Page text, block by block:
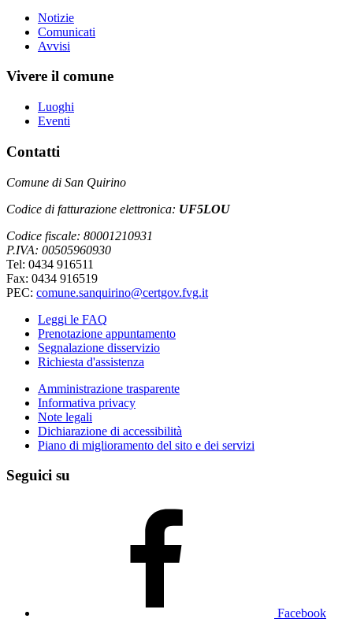
Notizie
Comunicati
Avvisi
Vivere il comune
Luoghi
Eventi
Contatti
Comune di San Quirino
Codice di fatturazione elettronica: UF5LOU
Codice fiscale: 80001210931
P.IVA: 00505960930
Tel: 0434 916511
Fax: 0434 916519
PEC: comune.sanquirino@certgov.fvg.it
Leggi le FAQ
Prenotazione appuntamento
Segnalazione disservizio
Richiesta d'assistenza
Amministrazione trasparente
Informativa privacy
Note legali
Dichiarazione di accessibilità
Piano di miglioramento del sito e dei servizi
Seguici su
Facebook